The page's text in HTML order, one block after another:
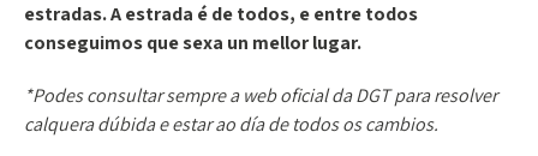
estradas. A estrada é de todos, e entre todos
conseguimos que sexa un mellor lugar.
*Podes consultar sempre a web oficial da DGT para resolver
calquera dúbida e estar ao día de todos os cambios.